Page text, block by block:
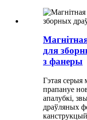
для
з фанеры
Гэтая серыя
прапануе
апалубкі,
драўляных